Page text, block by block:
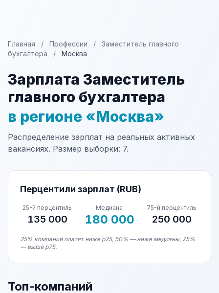
Главная / Профессии /
Заместитель главного
бухгалтера
/ Москва
Зарплата Заместитель
главного бухгалтера
в регионе «Москва»
Распределение зарплат на реальных активных
вакансиях. Размер выборки: 7.
Перцентили зарплат (RUB)
25-й перцентиль
135 000
Медиана
180 000
75-й перцентиль
250 000
25% компаний платят ниже p25, 50% — ниже медианы, 25%
— выше p75.
Топ-компаний